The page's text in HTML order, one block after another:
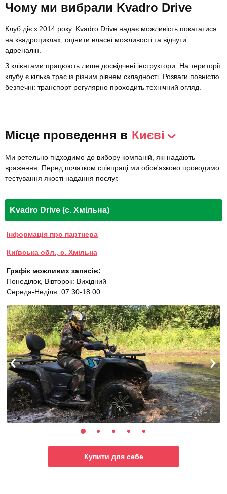
Чому ми вибрали Kvadro Drive
Клуб діє з 2014 року. Kvadro Drive надає можливість покататися
на квадроциклах, оцінити власні можливості та відчути
адреналін.
З клієнтами працюють лише досвідчені інструктори. На території
клубу є кілька трас із різним рівнем складності. Розваги повністю
безпечні: транспорт регулярно проходить технічний огляд.
Місце проведення в Києві
Ми ретельно підходимо до вибору компаній, які надають
враження. Перед початком співпраці ми обов'язково проводимо
тестування якості надання послуг.
Kvadro Drive (с. Хмільна)
Інформація про партнера
Київська обл., с. Хмільна
Графік можливих записів:
Понеділок, Вівторок: Вихідний
Середа-Неділя: 07:30-18:00
Купити для себе